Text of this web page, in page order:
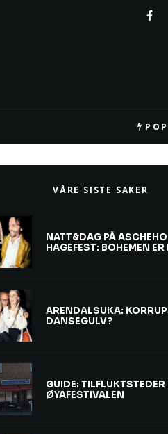
VÅRE SISTE SAKER
NATT&DAG PÅ
HAGEFEST: BOHEMEN
ARENDALSUKA:
DANSEGULV?
GUIDE:
ØYAFESTIVALEN